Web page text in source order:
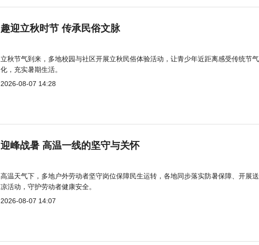
趣迎立秋时节 传承民俗文脉
立秋节气到来，多地校园与社区开展立秋民俗体验活动，让青少年近距离感受传统节
化，充实暑期生活。
2026-08-07 14:28
迎峰战暑 高温一线的坚守与关怀
高温天气下，多地户外劳动者坚守岗位保障民生运转，各地同步落实防暑保障、开展
凉活动，守护劳动者健康安全。
2026-08-07 14:07